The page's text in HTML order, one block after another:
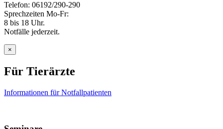
Telefon: 06192/290-290
Sprechzeiten Mo-Fr:
8 bis 18 Uhr.
Notfälle jederzeit.
×
Für Tierärzte
Informationen für Notfallpatienten